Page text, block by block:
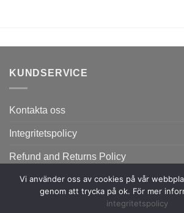
KUNDSERVICE
Kontakta oss
Integritetspolicy
Refund and Returns Policy
Vi använder oss av cookies på vår
genom att trycka på ok. För mer
integritetspolicy